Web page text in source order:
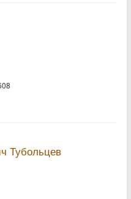
Тубольцев